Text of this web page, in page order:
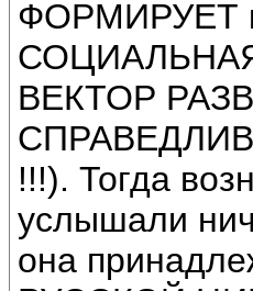
ФОРМИРУЕТ
СОЦИАЛЬНАЯ
ВЕКТОР
!!!). Тогда
услышали
она